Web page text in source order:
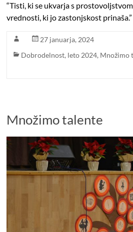
“Tisti, ki se ukvarja s
vrednosti, ki jo zastonjskost prinaša.”
27 januarja, 2024
Dobrodelnost, leto 2024, Množimo
Množimo talente